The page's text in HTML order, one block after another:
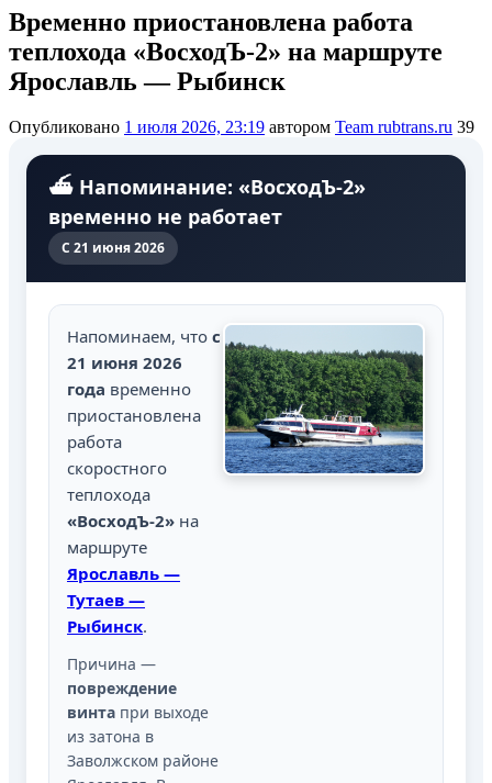
Временно приостановлена работа
теплохода «ВосходЪ-2» на маршруте
Ярославль — Рыбинск
Опубликовано 1 июля 2026, 23:19 автором Team rubtrans.ru 39
⛴️ Напоминание: «ВосходЪ-2»
временно не работает
С 21 июня 2026
Напоминаем, что с
21 июня 2026
года временно
приостановлена
работа
скоростного
теплохода
«ВосходЪ-2» на
маршруте
Ярославль —
Тутаев —
Рыбинск.
Причина —
повреждение
винта при выходе
из затона в
Заволжском районе